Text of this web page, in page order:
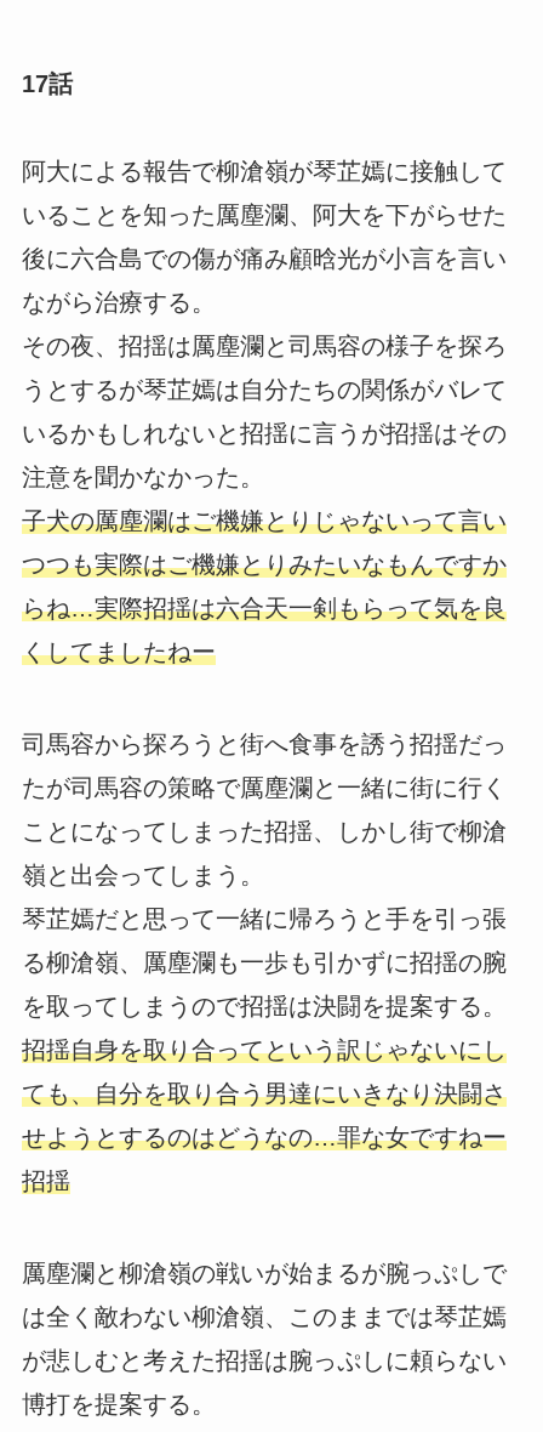
17話
阿大による報告で柳滄嶺が琴芷嫣に接触して
いることを知った厲塵瀾、阿大を下がらせた
後に六合島での傷が痛み顧晗光が小言を言い
ながら治療する。
その夜、招揺は厲塵瀾と司馬容の様子を探ろ
うとするが琴芷嫣は自分たちの関係がバレて
いるかもしれないと招揺に言うが招揺はその
注意を聞かなかった。
子犬の厲塵瀾はご機嫌とりじゃないって言い
つつも実際はご機嫌とりみたいなもんですか
らね…実際招揺は六合天一剣もらって気を良
くしてましたねー
司馬容から探ろうと街へ食事を誘う招揺だっ
たが司馬容の策略で厲塵瀾と一緒に街に行く
ことになってしまった招揺、しかし街で柳滄
嶺と出会ってしまう。
琴芷嫣だと思って一緒に帰ろうと手を引っ張
る柳滄嶺、厲塵瀾も一歩も引かずに招揺の腕
を取ってしまうので招揺は決闘を提案する。
招揺自身を取り合ってという訳じゃないにし
ても、自分を取り合う男達にいきなり決闘さ
せようとするのはどうなの…罪な女ですねー
招揺
厲塵瀾と柳滄嶺の戦いが始まるが腕っぷしで
は全く敵わない柳滄嶺、このままでは琴芷嫣
が悲しむと考えた招揺は腕っぷしに頼らない
博打を提案する。